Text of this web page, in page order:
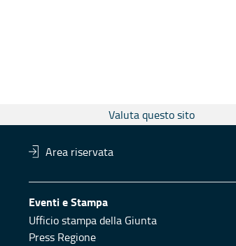
Valuta questo sito
Area riservata
Eventi e Stampa
Ufficio stampa della Giunta
Press Regione